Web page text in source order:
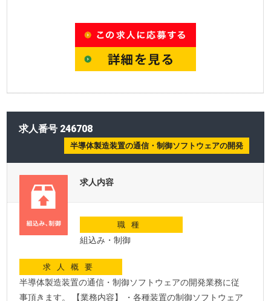
求人番号 246708
半導体製造装置の通信・制御ソフトウェアの開発
求人内容
職種
組込み・制御
求人概要
半導体製造装置の通信・制御ソフトウェアの開発業務に従
事頂きます。 【業務内容】 ・各種装置の制御ソフトウェア